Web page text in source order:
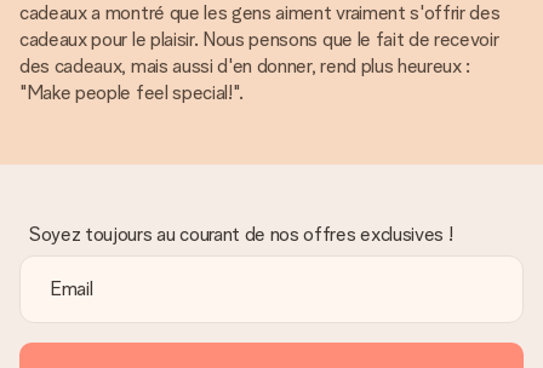
cadeaux a montré que les gens aiment vraiment s'offrir des
cadeaux pour le plaisir. Nous pensons que le fait de recevoir
des cadeaux, mais aussi d'en donner, rend plus heureux :
"Make people feel special!".
Soyez toujours au courant de nos offres exclusives !